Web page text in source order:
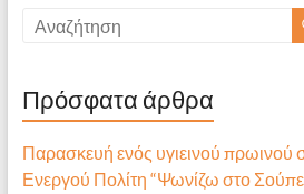
Πρόσφατα άρθρα
Παρασκευή ενός υγιεινού πρωινού
Ενεργού Πολίτη “Ψωνίζω στο